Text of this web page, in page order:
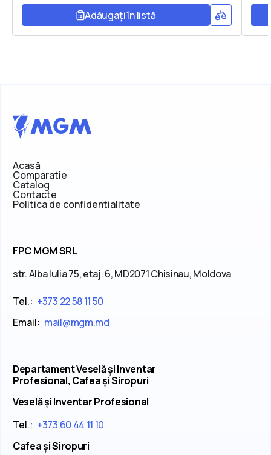
Adăugați în listă
Acasă
Comparatie
Catalog
Contacte
Politica de confidentialitate
FPC MGM SRL
str. Alba Iulia 75, etaj. 6, MD2071 Chisinau, Moldova
Tel.: +373 22 58 11 50
Email: mail@mgm.md
Departament Veselă și Inventar
Profesional, Cafea și Siropuri
Veselă și Inventar Profesional
Tel.: +373 60 44 11 10
Cafea și Siropuri